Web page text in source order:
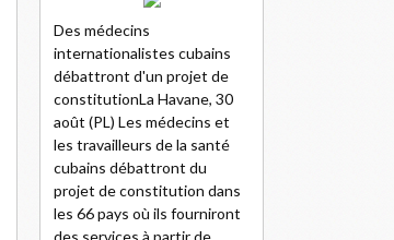
Des médecins
internationalistes cubains
débattront d'un projet de
constitutionLa Havane, 30
août (PL) Les médecins et
les travailleurs de la santé
cubains débattront du
projet de constitution dans
les 66 pays où ils fourniront
des services à partir de...